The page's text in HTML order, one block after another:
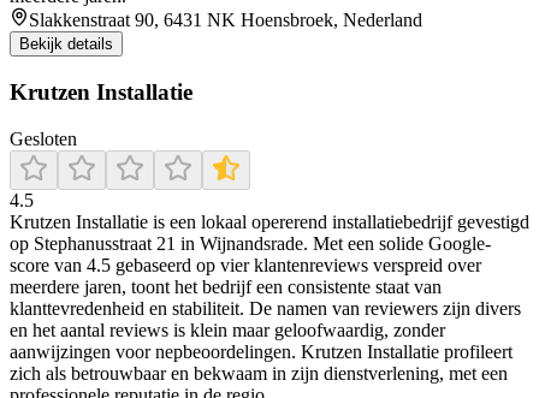
Slakkenstraat 90, 6431 NK Hoensbroek, Nederland
Bekijk details
Krutzen Installatie
Gesloten
4.5
Krutzen Installatie is een lokaal opererend installatiebedrijf gevestigd
op Stephanusstraat 21 in Wijnandsrade. Met een solide Google-
score van 4.5 gebaseerd op vier klantenreviews verspreid over
meerdere jaren, toont het bedrijf een consistente staat van
klanttevredenheid en stabiliteit. De namen van reviewers zijn divers
en het aantal reviews is klein maar geloofwaardig, zonder
aanwijzingen voor nepbeoordelingen. Krutzen Installatie profileert
zich als betrouwbaar en bekwaam in zijn dienstverlening, met een